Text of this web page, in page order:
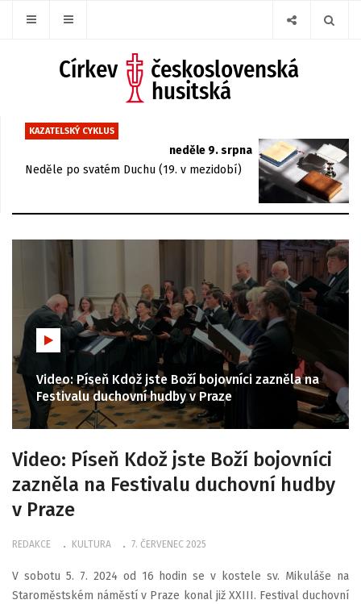
KAZATELSKÝ CYKLUS
neděle 9. srpna
Neděle po svatém Duchu (19. v mezidobí)
Video: Píseň Kdož jste Boží bojovníci zazněla na
Festivalu duchovní hudby v Praze
Video: Píseň Kdož jste Boží bojovníci
zazněla na Festivalu duchovní hudby
v Praze
REDAKCE KULTURA 7. ČERVENEC 2025
V sobotu 5. 7. 2024 od 16 hodin se v kostele sv. Mikuláše na
Staroměstském náměstí v Praze konal již XXIII. Festival duchovní